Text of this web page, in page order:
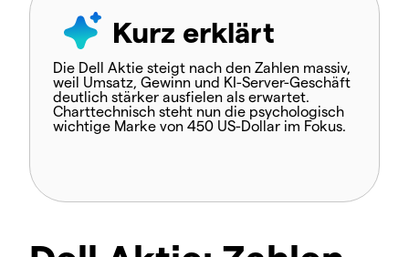
Kurz erklärt
Die Dell Aktie steigt nach den Zahlen massiv,
weil Umsatz, Gewinn und KI-Server-Geschäft
deutlich stärker ausfielen als erwartet.
Charttechnisch steht nun die psychologisch
wichtige Marke von 450 US-Dollar im Fokus.